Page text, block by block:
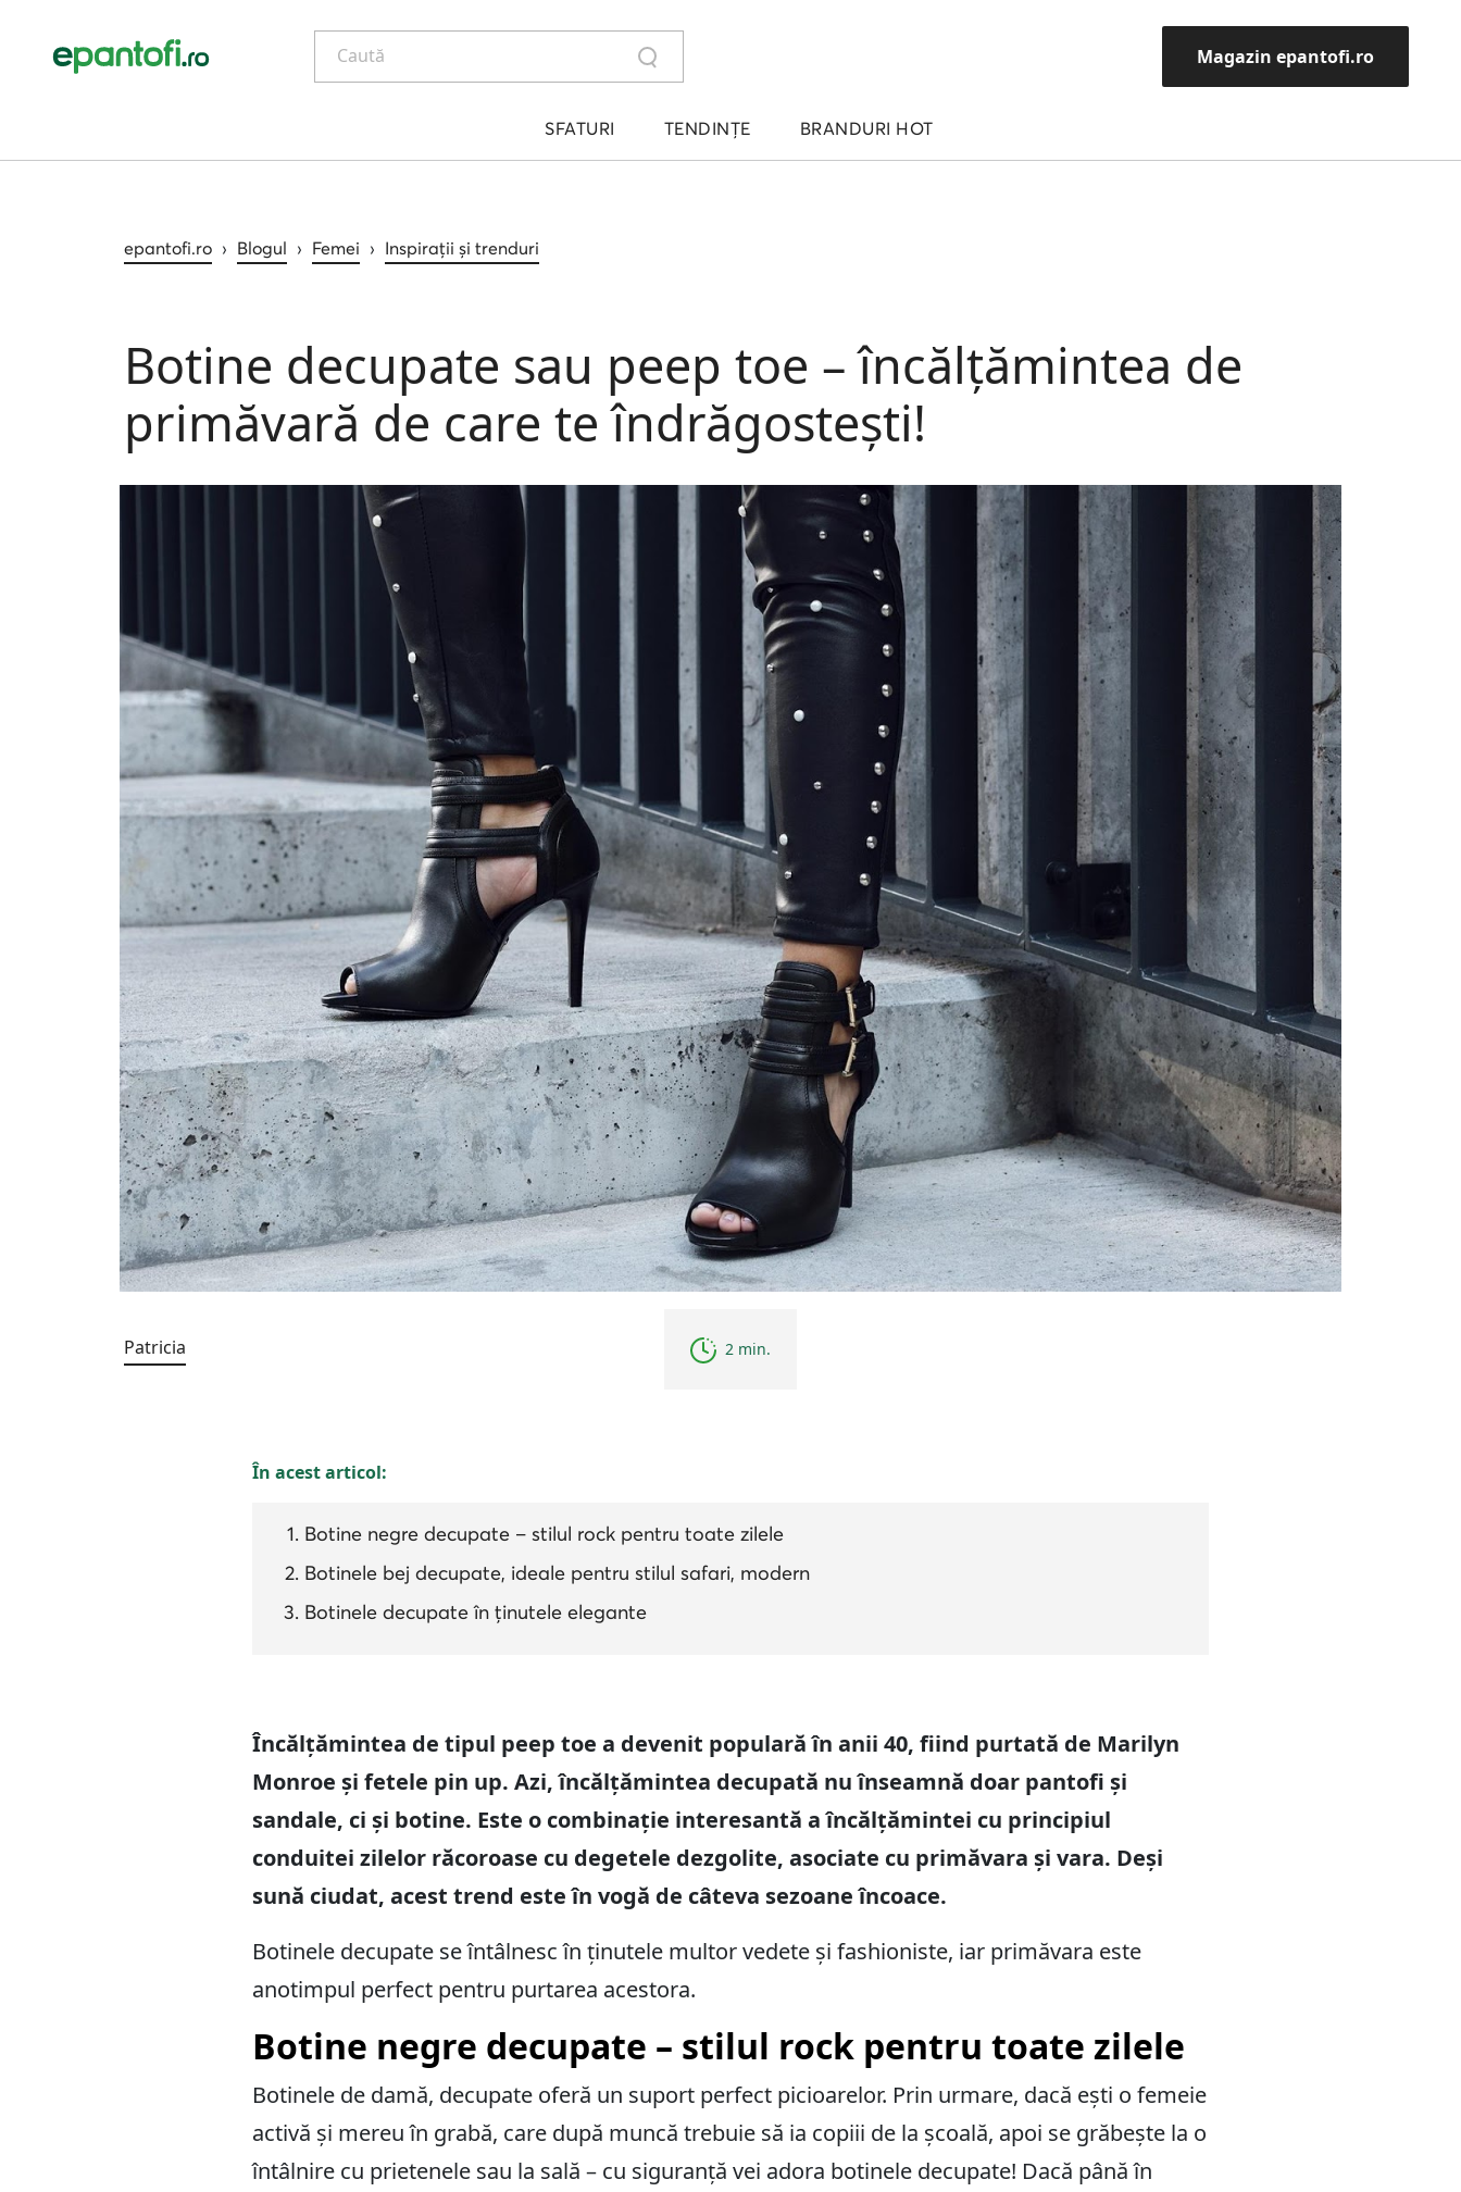
Caută Magazin epantofi.ro
SFATURI TENDINȚE BRANDURI HOT
epantofi.ro › Blogul › Femei › Inspirații și trenduri
Botine decupate sau peep toe – încălțămintea de
primăvară de care te îndrăgostești!
Femei Inspirații și trenduri
Patricia 2 min.
În acest articol:
Botine negre decupate – stilul rock pentru toate zilele
Botinele bej decupate, ideale pentru stilul safari, modern
Botinele decupate în ținutele elegante
Încălțămintea de tipul peep toe a devenit populară în anii 40, fiind purtată de Marilyn
Monroe și fetele pin up. Azi, încălțămintea decupată nu înseamnă doar pantofi și
sandale, ci și botine. Este o combinație interesantă a încălțămintei cu principiul
conduitei zilelor răcoroase cu degetele dezgolite, asociate cu primăvara și vara. Deși
sună ciudat, acest trend este în vogă de câteva sezoane încoace.
Botinele decupate se întâlnesc în ținutele multor vedete și fashioniste, iar primăvara este
anotimpul perfect pentru purtarea acestora.
Botine negre decupate – stilul rock pentru toate zilele
Botinele de damă, decupate oferă un suport perfect picioarelor. Prin urmare, dacă ești o femeie
activă și mereu în grabă, care după muncă trebuie să ia copiii de la școală, apoi se grăbește la o
întâlnire cu prietenele sau la sală – cu siguranță vei adora botinele decupate! Dacă până în